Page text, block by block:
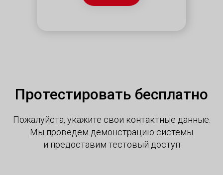
Протестировать бесплатно
Пожалуйста, укажите свои контактные данные.
Мы проведем демонстрацию системы
и предоставим тестовый доступ